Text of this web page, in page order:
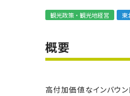
観光政策・観光地経営 東
概要
高付加価値なインバウ